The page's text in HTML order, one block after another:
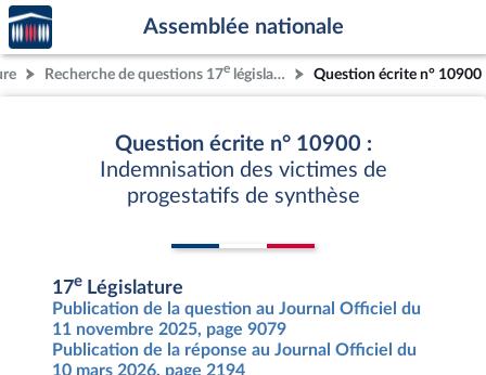
Aller au contenu
Aller en bas de la page
Accèder
à la
page
d'accueil
Assemblée nationale
Recherche de questions 17e législature Question écrite n° 10900
Question écrite n° 10900 :
Indemnisation des victimes de
progestatifs de synthèse
17e Législature
Publication de la question au Journal Officiel du
11 novembre 2025, page 9079
Publication de la réponse au Journal Officiel du
10 mars 2026, page 2194